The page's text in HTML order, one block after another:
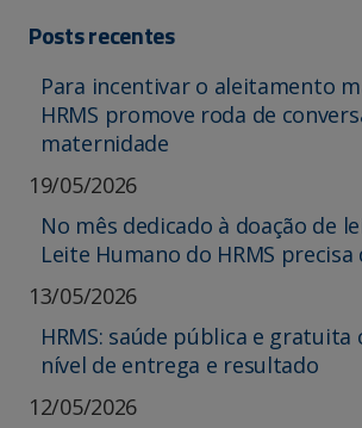
Posts recentes
Para incentivar o aleitamento
HRMS promove roda de
maternidade
19/05/2026
No mês dedicado à doação de
Leite Humano do HRMS precisa
13/05/2026
HRMS: saúde pública e
nível de entrega e resultado
12/05/2026